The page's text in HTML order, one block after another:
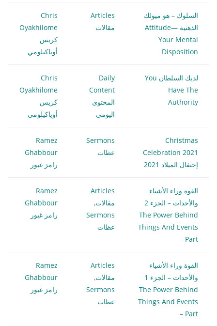
السلوك – هو ميولك
الذهنية Attitude—
Your Mental
Disposition
Articles
مقالات
Chris
Oyakhilome
كريس
أوياكيلومي
لديك السلطان You
Have The
Authority
Daily
Content
المحتوى
اليومي
Chris
Oyakhilome
كريس
أوياكيلومي
Christmas
Celebration 2021
إحتفال الميلاد 2021
Sermons
عظات
Ramez
Ghabbour
رامز غبور
القوة وراء الأشياء
والأحداث – الجزء 2
The Power Behind
Things And Events
– Part
Articles
مقالات,
Sermons
عظات
Ramez
Ghabbour
رامز غبور
القوة وراء الأشياء
والأحداث – الجزء 1
The Power Behind
Things And Events
– Part
Articles
مقالات,
Sermons
عظات
Ramez
Ghabbour
رامز غبور